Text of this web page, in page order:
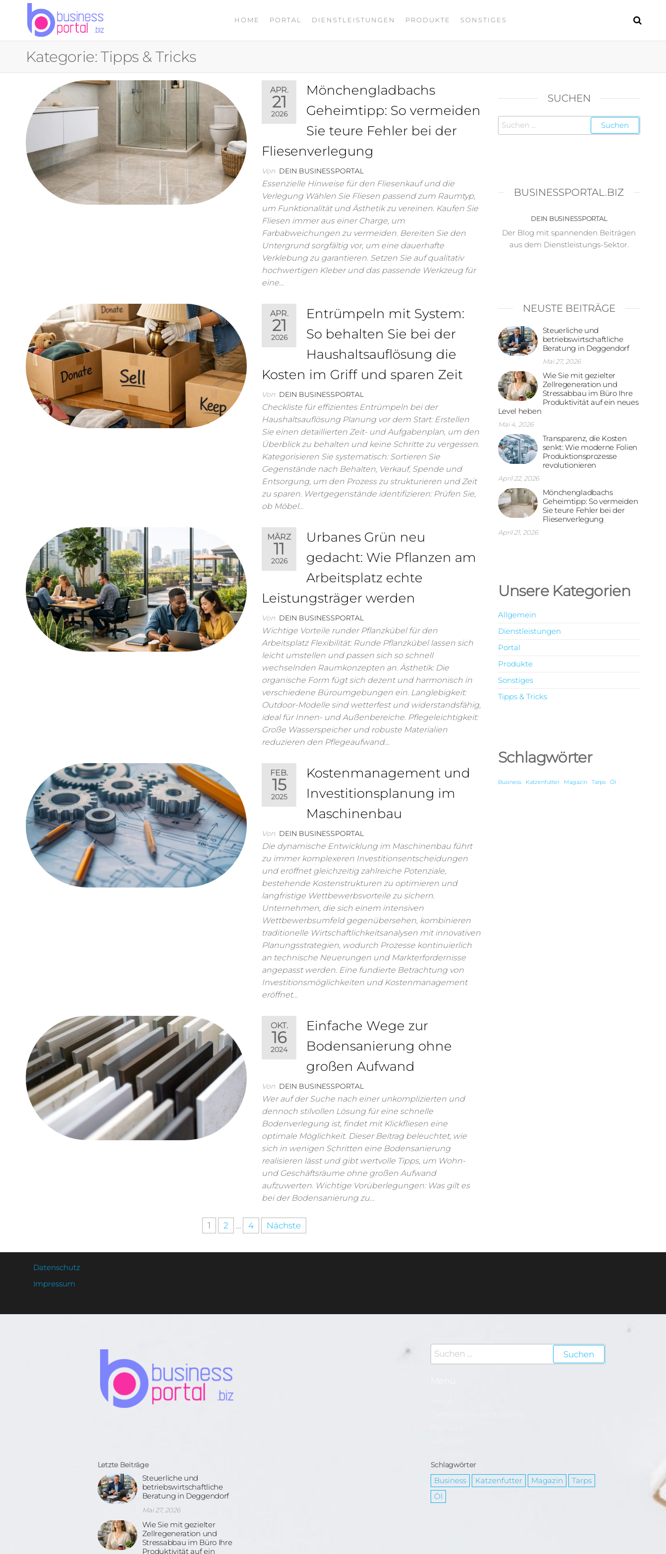
BUSINESSPORTAL
HOME PORTAL DIENSTLEISTUNGEN PRODUKTE SONSTIGES
Kategorie:Tipps & Tricks
APR.
21
2026
Mönchengladbachs
Geheimtipp: So vermeiden
Sie teure Fehler bei der
Fliesenverlegung
Von DEIN BUSINESSPORTAL
Essenzielle Hinweise für den Fliesenkauf und die
Verlegung Wählen Sie Fliesen passend zum Raumtyp,
um Funktionalität und Ästhetik zu vereinen. Kaufen Sie
Fliesen immer aus einer Charge, um
Farbabweichungen zu vermeiden. Bereiten Sie den
Untergrund sorgfältig vor, um eine dauerhafte
Verklebung zu garantieren. Setzen Sie auf qualitativ
hochwertigen Kleber und das passende Werkzeug für
eine…
APR.
21
2026
Entrümpeln mit System:
So behalten Sie bei der
Haushaltsauflösung die
Kosten im Griff und sparen Zeit
Von DEIN BUSINESSPORTAL
Checkliste für effizientes Entrümpeln bei der
Haushaltsauflösung Planung vor dem Start: Erstellen
Sie einen detaillierten Zeit- und Aufgabenplan, um den
Überblick zu behalten und keine Schritte zu vergessen.
Kategorisieren Sie systematisch: Sortieren Sie
Gegenstände nach Behalten, Verkauf, Spende und
Entsorgung, um den Prozess zu strukturieren und Zeit
zu sparen. Wertgegenstände identifizieren: Prüfen Sie,
ob Möbel…
MÄRZ
11
2026
Urbanes Grün neu
gedacht: Wie Pflanzen am
Arbeitsplatz echte
Leistungsträger werden
Von DEIN BUSINESSPORTAL
Wichtige Vorteile runder Pflanzkübel für den
Arbeitsplatz Flexibilität: Runde Pflanzkübel lassen sich
leicht umstellen und passen sich so schnell
wechselnden Raumkonzepten an. Ästhetik: Die
organische Form fügt sich dezent und harmonisch in
verschiedene Büroumgebungen ein. Langlebigkeit:
Outdoor-Modelle sind wetterfest und widerstandsfähig,
ideal für Innen- und Außenbereiche. Pflegeleichtigkeit:
Große Wasserspeicher und robuste Materialien
reduzieren den Pflegeaufwand…
FEB.
15
2025
Kostenmanagement und
Investitionsplanung im
Maschinenbau
Von DEIN BUSINESSPORTAL
Die dynamische Entwicklung im Maschinenbau führt
zu immer komplexeren Investitionsentscheidungen
und eröffnet gleichzeitig zahlreiche Potenziale,
bestehende Kostenstrukturen zu optimieren und
langfristige Wettbewerbsvorteile zu sichern.
Unternehmen, die sich einem intensiven
Wettbewerbsumfeld gegenübersehen, kombinieren
traditionelle Wirtschaftlichkeitsanalysen mit innovativen
Planungsstrategien, wodurch Prozesse kontinuierlich
an technische Neuerungen und Markterfordernisse
angepasst werden. Eine fundierte Betrachtung von
Investitionsmöglichkeiten und Kostenmanagement
eröffnet…
OKT.
16
2024
Einfache Wege zur
Bodensanierung ohne
großen Aufwand
Von DEIN BUSINESSPORTAL
Wer auf der Suche nach einer unkomplizierten und
dennoch stilvollen Lösung für eine schnelle
Bodenverlegung ist, findet mit Klickfliesen eine
optimale Möglichkeit. Dieser Beitrag beleuchtet, wie
sich in wenigen Schritten eine Bodensanierung
realisieren lässt und gibt wertvolle Tipps, um Wohn-
und Geschäftsräume ohne großen Aufwand
aufzuwerten. Wichtige Vorüberlegungen: Was gilt es
bei der Bodensanierung zu…
1 2 … 4 Nächste
SUCHEN
BUSINESSPORTAL.BIZ
DEIN BUSINESSPORTAL
Der Blog mit spannenden Beiträgen
aus dem Dienstleistungs-Sektor.
NEUSTE BEITRÄGE
Steuerliche und
betriebswirtschaftliche
Beratung in Deggendorf
Mai 27, 2026
Wie Sie mit gezielter
Zellregeneration und
Stressabbau im Büro Ihre
Produktivität auf ein neues
Level heben
Mai 4, 2026
Transparenz, die Kosten
senkt: Wie moderne Folien
Produktionsprozesse
revolutionieren
April 22, 2026
Mönchengladbachs
Geheimtipp: So vermeiden
Sie teure Fehler bei der
Fliesenverlegung
April 21, 2026
Unsere Kategorien
Allgemein
Dienstleistungen
Portal
Produkte
Sonstiges
Tipps & Tricks
Schlagwörter
Business Katzenfutter Magazin Tarps Öl
Datenschutz
Impressum
Letzte Beiträge
Steuerliche und
betriebswirtschaftliche
Beratung in Deggendorf
Mai 27, 2026
Wie Sie mit gezielter
Zellregeneration und
Stressabbau im Büro Ihre
Produktivität auf ein
Schlagwörter
Business Katzenfutter Magazin
Tarps
Öl